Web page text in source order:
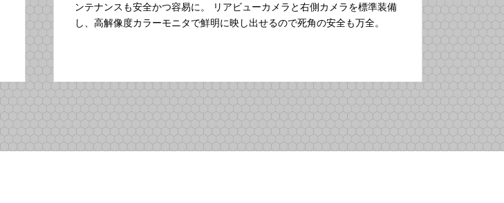
ンテナンスも安全かつ容易に。 リアビューカメラと右側カメラを標準装備
し、高解像度カラーモニタで鮮明に映し出せるので死角の安全も万全。